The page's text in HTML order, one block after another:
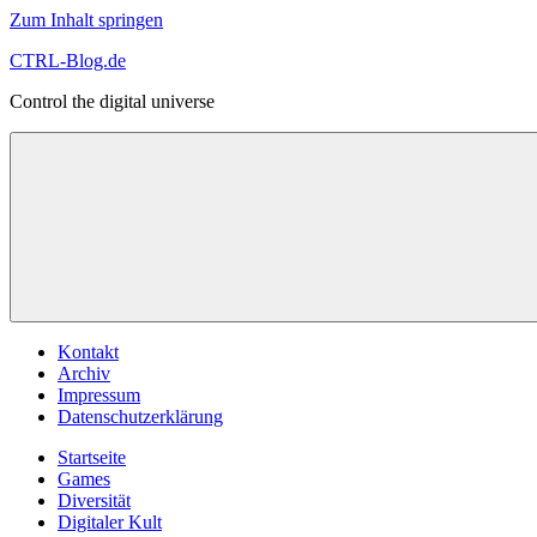
Zum Inhalt springen
CTRL-Blog.de
Control the digital universe
Kontakt
Archiv
Impressum
Datenschutzerklärung
Startseite
Games
Diversität
Digitaler Kult